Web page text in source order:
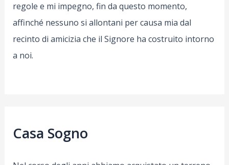
regole e mi impegno, fin da questo momento,
affinché nessuno si allontani per causa mia dal
recinto di amicizia che il Signore ha costruito intorno
a noi.
Casa Sogno